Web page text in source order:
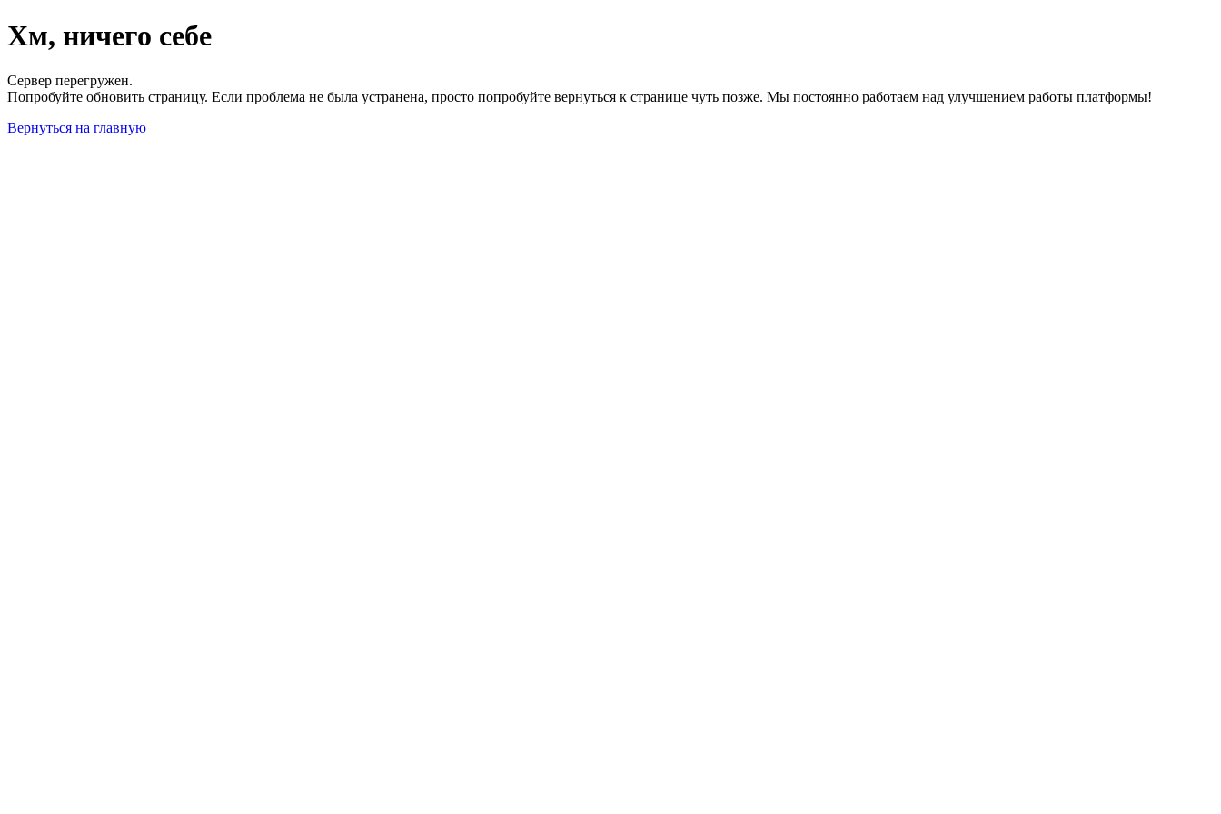
Хм, ничего себе
Сервер перегружен.
Попробуйте обновить страницу. Если проблема не была устранена, просто попробуйте вернуться к странице чуть позже. Мы постоянно работаем над улучшением работы платформы!
Вернуться на главную